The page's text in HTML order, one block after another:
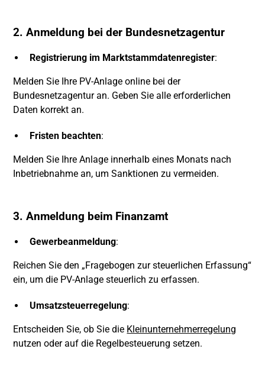
2. Anmeldung bei der Bundesnetzagentur
Registrierung im Marktstammdatenregister:
Melden Sie Ihre PV-Anlage online bei der
Bundesnetzagentur an. Geben Sie alle erforderlichen
Daten korrekt an.
Fristen beachten:
Melden Sie Ihre Anlage innerhalb eines Monats nach
Inbetriebnahme an, um Sanktionen zu vermeiden.
3. Anmeldung beim Finanzamt
Gewerbeanmeldung:
Reichen Sie den „Fragebogen zur steuerlichen Erfassung“
ein, um die PV-Anlage steuerlich zu erfassen.
Umsatzsteuerregelung:
Entscheiden Sie, ob Sie die Kleinunternehmerregelung
nutzen oder auf die Regelbesteuerung setzen.